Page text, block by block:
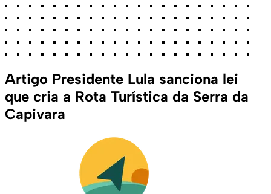
Artigo Presidente Lula sanciona lei
que cria a Rota Turística da Serra da
Capivara